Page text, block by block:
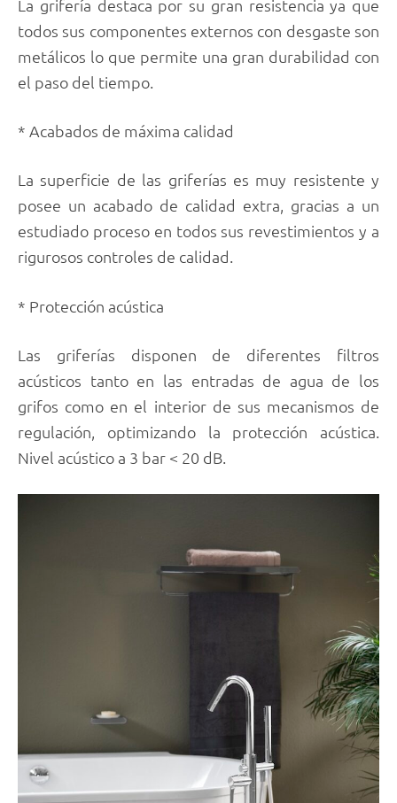
La grifería destaca por su gran resistencia ya que
todos sus componentes externos con desgaste son
metálicos lo que permite una gran durabilidad con
el paso del tiempo.
* Acabados de máxima calidad
La superficie de las griferías es muy resistente y
posee un acabado de calidad extra, gracias a un
estudiado proceso en todos sus revestimientos y a
rigurosos controles de calidad.
* Protección acústica
Las griferías disponen de diferentes filtros
acústicos tanto en las entradas de agua de los
grifos como en el interior de sus mecanismos de
regulación, optimizando la protección acústica.
Nivel acústico a 3 bar < 20 dB.